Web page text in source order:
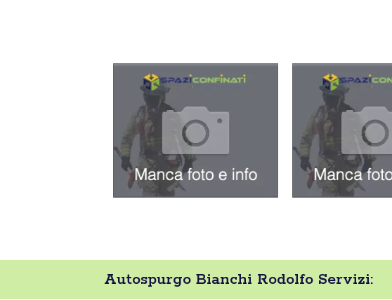
Autospurgo Bianchi Rodolfo Servizi: